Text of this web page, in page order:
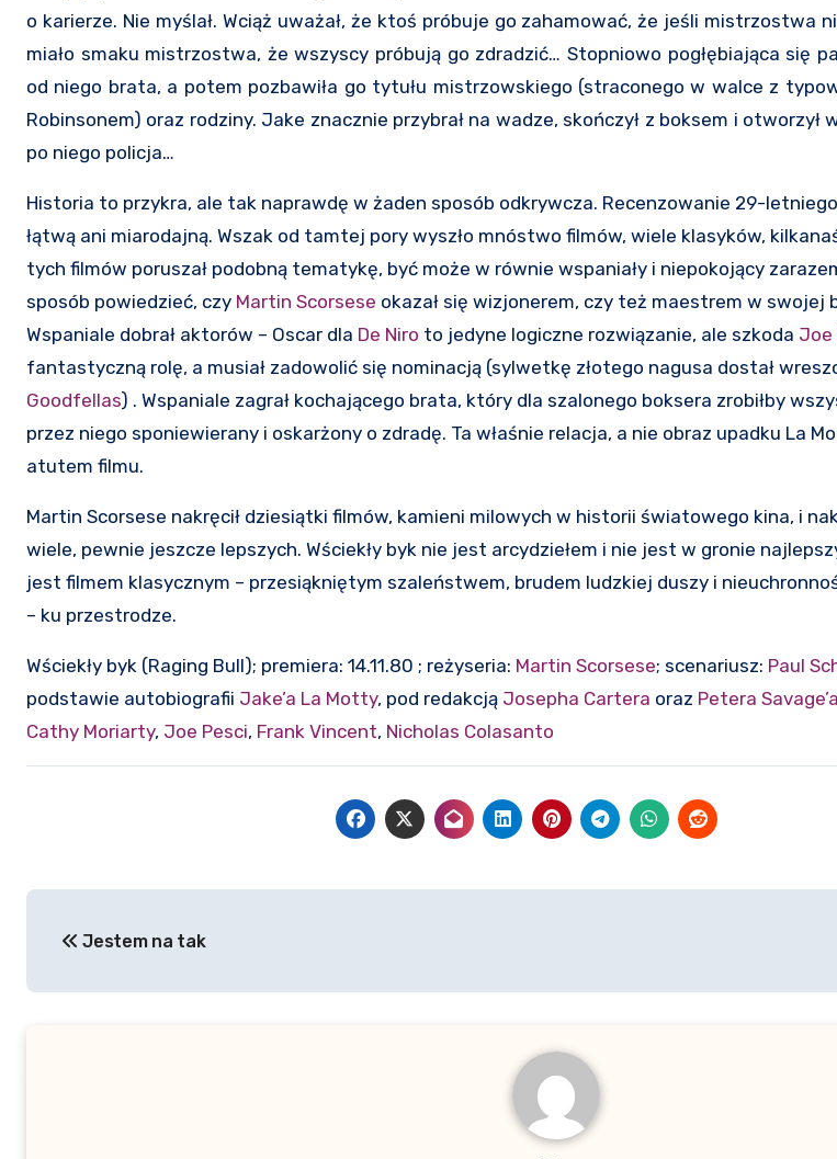
o karierze. Nie myślał. Wciąż uważał, że ktoś próbuje go zahamować, że jeśli mistrzostwa
miało smaku mistrzostwa, że wszyscy próbują go zdradzić… Stopniowo pogłębiająca się
od niego brata, a potem pozbawiła go tytułu mistrzowskiego (straconego w walce z
Robinsonem) oraz rodziny. Jake znacznie przybrał na wadze, skończył z boksem i otworzył
po niego policja…
Historia to przykra, ale tak naprawdę w żaden sposób odkrywcza. Recenzowanie 29-
łątwą ani miarodajną. Wszak od tamtej pory wyszło mnóstwo filmów, wiele klasyków,
tych filmów poruszał podobną tematykę, być może w równie wspaniały i niepokojący
sposób powiedzieć, czy Martin Scorsese okazał się wizjonerem, czy też maestrem w swojej
Wspaniale dobrał aktorów – Oscar dla De Niro to jedyne logiczne rozwiązanie, ale szkoda Joe
fantastyczną rolę, a musiał zadowolić się nominacją (sylwetkę złotego nagusa dostał
Goodfellas) . Wspaniale zagrał kochającego brata, który dla szalonego boksera zrobiłby
przez niego sponiewierany i oskarżony o zdradę. Ta właśnie relacja, a nie obraz upadku La
atutem filmu.
Martin Scorsese nakręcił dziesiątki filmów, kamieni milowych w historii światowego kina, i
wiele, pewnie jeszcze lepszych. Wściekły byk nie jest arcydziełem i nie jest w gronie
jest filmem klasycznym – przesiąkniętym szaleństwem, brudem ludzkiej duszy i
– ku przestrodze.
Wściekły byk (Raging Bull); premiera: 14.11.80 ; reżyseria: Martin Scorsese; scenariusz: Paul
podstawie autobiografii Jake’a La Motty, pod redakcją Josepha Cartera oraz Petera Savage’a
Cathy Moriarty, Joe Pesci, Frank Vincent, Nicholas Colasanto
wpisuJestem na tak